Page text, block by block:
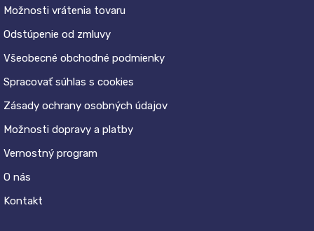
Možnosti vrátenia tovaru
Odstúpenie od zmluvy
Všeobecné obchodné podmienky
Spracovať súhlas s cookies
Zásady ochrany osobných údajov
Možnosti dopravy a platby
Vernostný program
O nás
Kontakt